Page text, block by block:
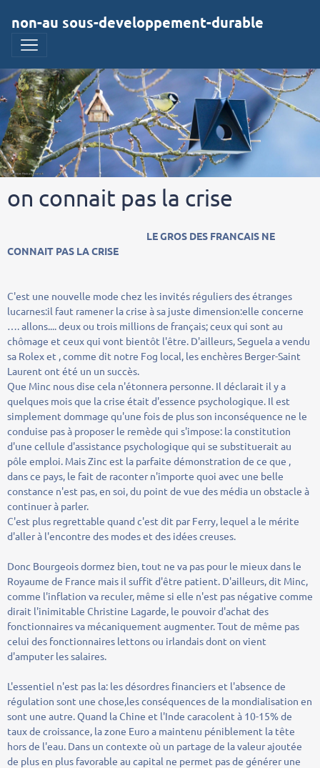
non-au sous-developpement-durable
on connait pas la crise
LE GROS DES FRANCAIS NE
CONNAIT PAS LA CRISE
C'est une nouvelle mode chez les invités réguliers des étranges
lucarnes:il faut ramener la crise à sa juste dimension:elle concerne
…. allons.... deux ou trois millions de français; ceux qui sont au
chômage et ceux qui vont bientôt l'être. D'ailleurs, Seguela a vendu
sa Rolex et , comme dit notre Fog local, les enchères Berger-Saint
Laurent ont été un un succès.
Que Minc nous dise cela n'étonnera personne. Il déclarait il y a
quelques mois que la crise était d'essence psychologique. Il est
simplement dommage qu'une fois de plus son inconséquence ne le
conduise pas à proposer le remède qui s'impose: la constitution
d'une cellule d'assistance psychologique qui se substituerait au
pôle emploi. Mais Zinc est la parfaite démonstration de ce que ,
dans ce pays, le fait de raconter n'importe quoi avec une belle
constance n'est pas, en soi, du point de vue des média un obstacle à
continuer à parler.
C'est plus regrettable quand c'est dit par Ferry, lequel a le mérite
d'aller à l'encontre des modes et des idées creuses.
Donc Bourgeois dormez bien, tout ne va pas pour le mieux dans le
Royaume de France mais il suffit d'être patient. D'ailleurs, dit Minc,
comme l'inflation va reculer, même si elle n'est pas négative comme
dirait l'inimitable Christine Lagarde, le pouvoir d'achat des
fonctionnaires va mécaniquement augmenter. Tout de même pas
celui des fonctionnaires lettons ou irlandais dont on vient
d'amputer les salaires.
L'essentiel n'est pas la: les désordres financiers et l'absence de
régulation sont une chose,les conséquences de la mondialisation en
sont une autre. Quand la Chine et l'Inde caracolent à 10-15% de
taux de croissance, la zone Euro a maintenu péniblement la tête
hors de l'eau. Dans un contexte où un partage de la valeur ajoutée
de plus en plus favorable au capital ne permet pas de générer une